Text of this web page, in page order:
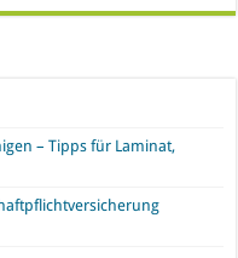
– Tipps für Laminat,